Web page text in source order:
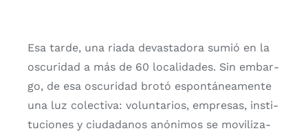
Esa tar­de, una ria­da devas­ta­do­ra sumió en la
oscu­ri­dad a más de 60 loca­li­da­des. Sin embar­
go, de esa oscu­ri­dad bro­tó espon­tá­nea­men­te
una luz colec­ti­va: volun­ta­rios, empre­sas, ins­ti­
tu­cio­nes y ciu­da­da­nos anó­ni­mos se movi­li­za­